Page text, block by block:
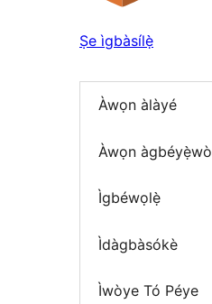
Ṣe ìgbàsílẹ̀
Àwọn àlàyé
Àwọn àgbéyẹ̀wò
Ìgbéwọlẹ̀
Ìdàgbàsókè
Ìwòye Tó Péye